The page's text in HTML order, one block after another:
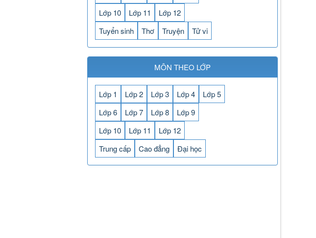
Lớp 10
Lớp 11
Lớp 12
Tuyển sinh
Thơ Truyện Tử vi
MÔN THEO LỚP
Lớp 1 Lớp 2 Lớp 3 Lớp 4
Lớp 5
Lớp 6
Lớp 7 Lớp 8
Lớp 9
Lớp 10
Lớp 11
Lớp 12
Trung cấp
Cao đẳng Đại học